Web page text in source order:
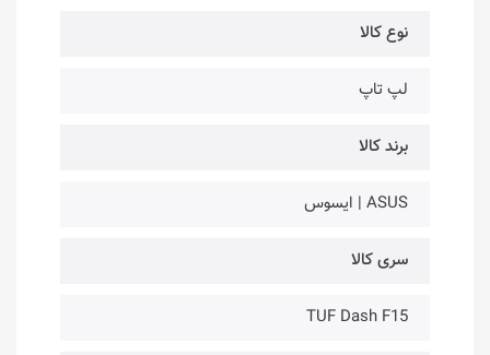
نوع کالا
لپ تاپ
برند کالا
ASUS | ایسوس
سری کالا
TUF Dash F15